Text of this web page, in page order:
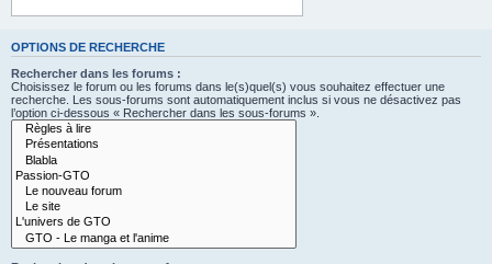
OPTIONS DE RECHERCHE
Rechercher dans les forums :
Choisissez le forum ou les forums dans le(s)quel(s) vous souhaitez effectuer une
recherche. Les sous-forums sont automatiquement inclus si vous ne désactivez pas
l’option ci-dessous « Rechercher dans les sous-forums ».